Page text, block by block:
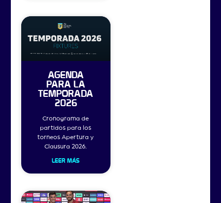
AGENDA
PARA LA
TEMPORADA
2026
Cronograma de
partidos para los
torneos Apertura y
Clausura 2026.
LEER MÁS